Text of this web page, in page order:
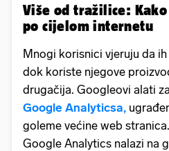
Više od tražilice:
po cijelom internetu
Mnogi korisnici vjeruju da
dok koriste njegove
drugačija. Googleovi alati
Google Analyticsa,
goleme većine web
Google Analytics nalazi na